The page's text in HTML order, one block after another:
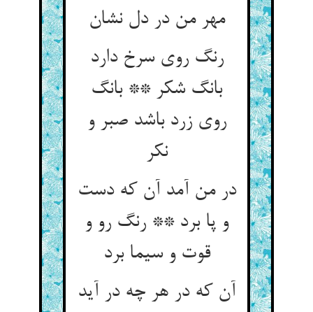
مهر من در دل نشان‌‌
رنگ روی سرخ دارد
بانگ شکر ** بانگ
روی زرد باشد صبر و
نکر
در من آمد آن که دست
و پا برد ** رنگ رو و
قوت و سیما برد
آن که در هر چه در آید